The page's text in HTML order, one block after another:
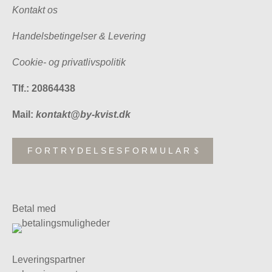
Kontakt os
Handelsbetingelser & Levering
Cookie- og privatlivspolitik
Tlf.: 20864438
Mail: kontakt@by-kvist.dk
FORTRYDELSESFORMULAR
Betal med
Leveringspartner